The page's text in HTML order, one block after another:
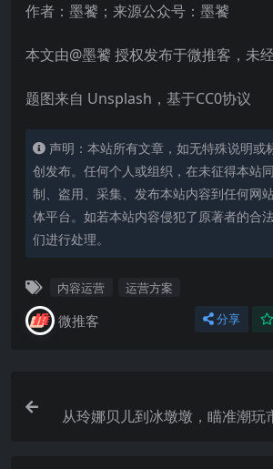
作者：墨饕；来源公众号：墨饕
本文由@墨饕 授权发布于微推客，未
题图来自 Unsplash，基于CC0协议
声明：本站所有文章，如无特殊说明或
创发布。任何个人或组织，在未征得本站
制、盗用、采集、发布本站内容到任何网
体平台。如若本站内容侵犯了原著者的合
们进行处理。
内容运营 运营方案
微推客 分享
从玲娜贝儿到冰墩墩，瞄准潮玩